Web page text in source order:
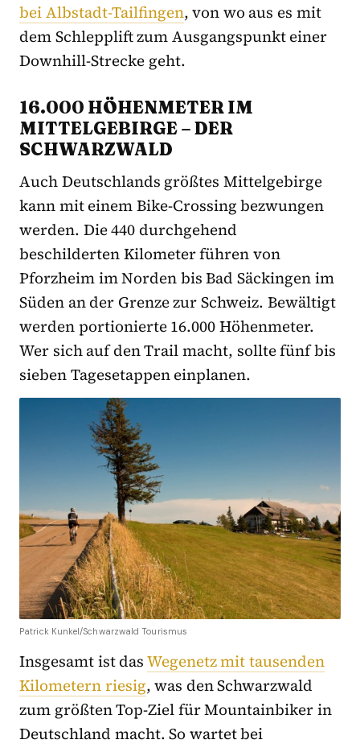
bei Albstadt-Tailfingen, von wo aus es mit
dem Schlepplift zum Ausgangspunkt einer
Downhill-Strecke geht.
16.000 HÖHENMETER IM
MITTELGEBIRGE – DER
SCHWARZWALD
Auch Deutschlands größtes Mittelgebirge
kann mit einem Bike-Crossing bezwungen
werden. Die 440 durchgehend
beschilderten Kilometer führen von
Pforzheim im Norden bis Bad Säckingen im
Süden an der Grenze zur Schweiz. Bewältigt
werden portionierte 16.000 Höhenmeter.
Wer sich auf den Trail macht, sollte fünf bis
sieben Tagesetappen einplanen.
Patrick Kunkel/Schwarzwald Tourismus
Insgesamt ist dasWegenetz mit tausenden
Kilometern riesig, was den Schwarzwald
zum größten Top-Ziel für Mountainbiker in
Deutschland macht. So wartet bei